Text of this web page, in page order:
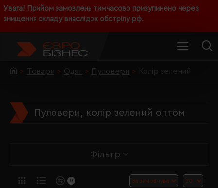
Увага! Прийом замовлень тимчасово призупинено через
знищення складу внаслідок обстрілу рф.
Товари Одяг Пуловери Колір зелений
Пуловери, колір зелений оптом
Фільтр
0